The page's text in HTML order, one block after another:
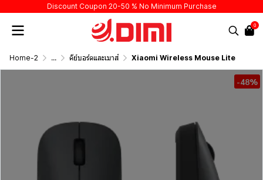
Discount Coupon 20-50 % No Minimum Purchase
0
Home-2 ... คีย์บอร์ดและเมาส์ Xiaomi Wireless Mouse Lite
-48%